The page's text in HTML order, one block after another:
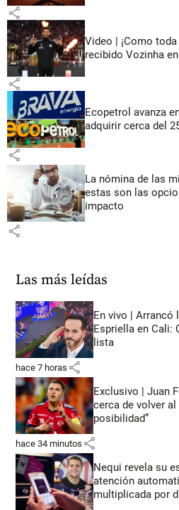
share
Video | ¡Como
recibido Vozinha
share
Ecopetrol avanza
adquirir cerca del
share
La nómina de las
estas son las
impacto
share
Las más leídas
En vivo | Arrancó
Espriella en Cali:
lista
hace 7 horas share
Exclusivo | Juan
cerca de volver al
posibilidad”
hace 34 minutos share
Nequi revela su
atención
multiplicada por